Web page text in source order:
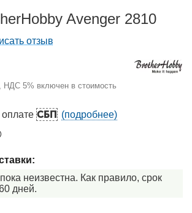
Avenger 2810
отзыв
, НДС 5% включен в стоимость
оплате СБП (подробнее)
неизвестна. Как правило, срок
дней.